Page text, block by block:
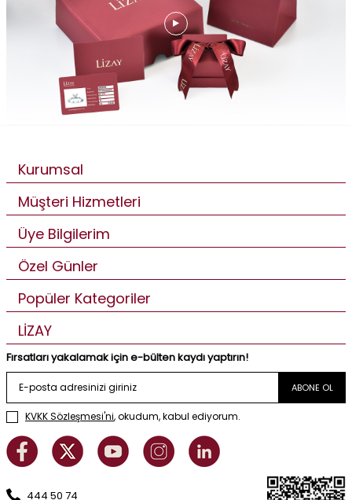
Kurumsal
Müşteri Hizmetleri
Üye Bilgilerim
Özel Günler
Popüler Kategoriler
LİZAY
Fırsatları yakalamak için e-bülten kaydı yaptırın!
ABONE OL
KVKK Sözleşmesi'ni, okudum, kabul ediyorum.
444 50 74